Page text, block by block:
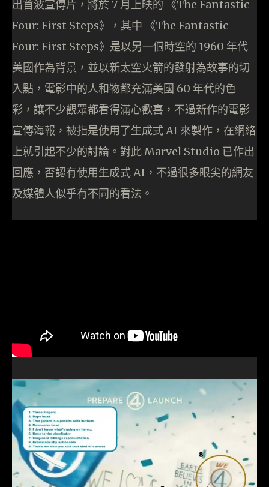
出首波宣傳片，將於 7 月上映的 《The Fantastic
Four: First Steps》，其中 《The Fantastic
Four: First Steps》是以另一個時空的 1960 年代
美國作為背景，並以新太空火箭的發射為故事的切
入點，電影中的人和物都充滿美國 60 年代的色
彩，讓不少觀眾都看得滿心歡喜，不過新作的電影
宣傳海報，被指是使用了生成式 AI 來製作，在網絡
上就引起不少的討論。對此 Marvel Studio 已作出
回應，否認有使用生成式 AI，不過很多眼尖的網友
及媒體人似乎有不同的看法。